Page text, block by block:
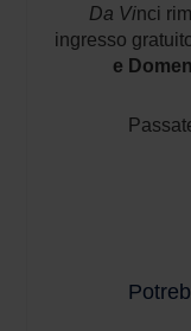
Da Vinci
ingresso
e